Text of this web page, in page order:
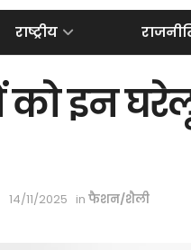
राष्ट्रीय
को इन
14/11/2025 in फैशन/शैली